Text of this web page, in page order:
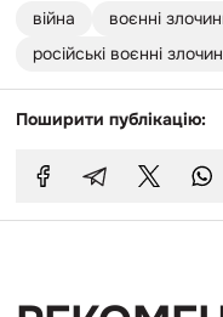
війна воєнні
російські воєнні
Поширити публікацію: